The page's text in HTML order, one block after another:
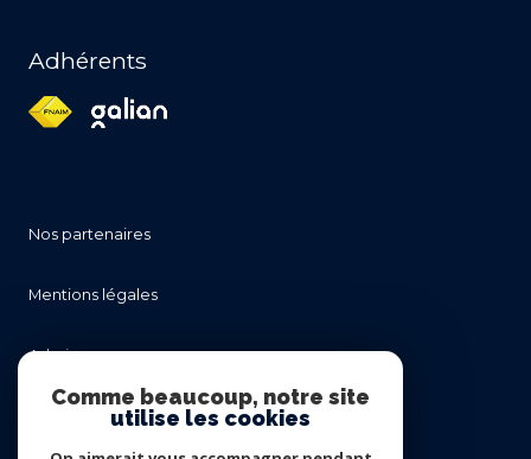
Adhérents
nos partenaires
mentions légales
admin
nos honoraires
Comme beaucoup, notre site
utilise les cookies